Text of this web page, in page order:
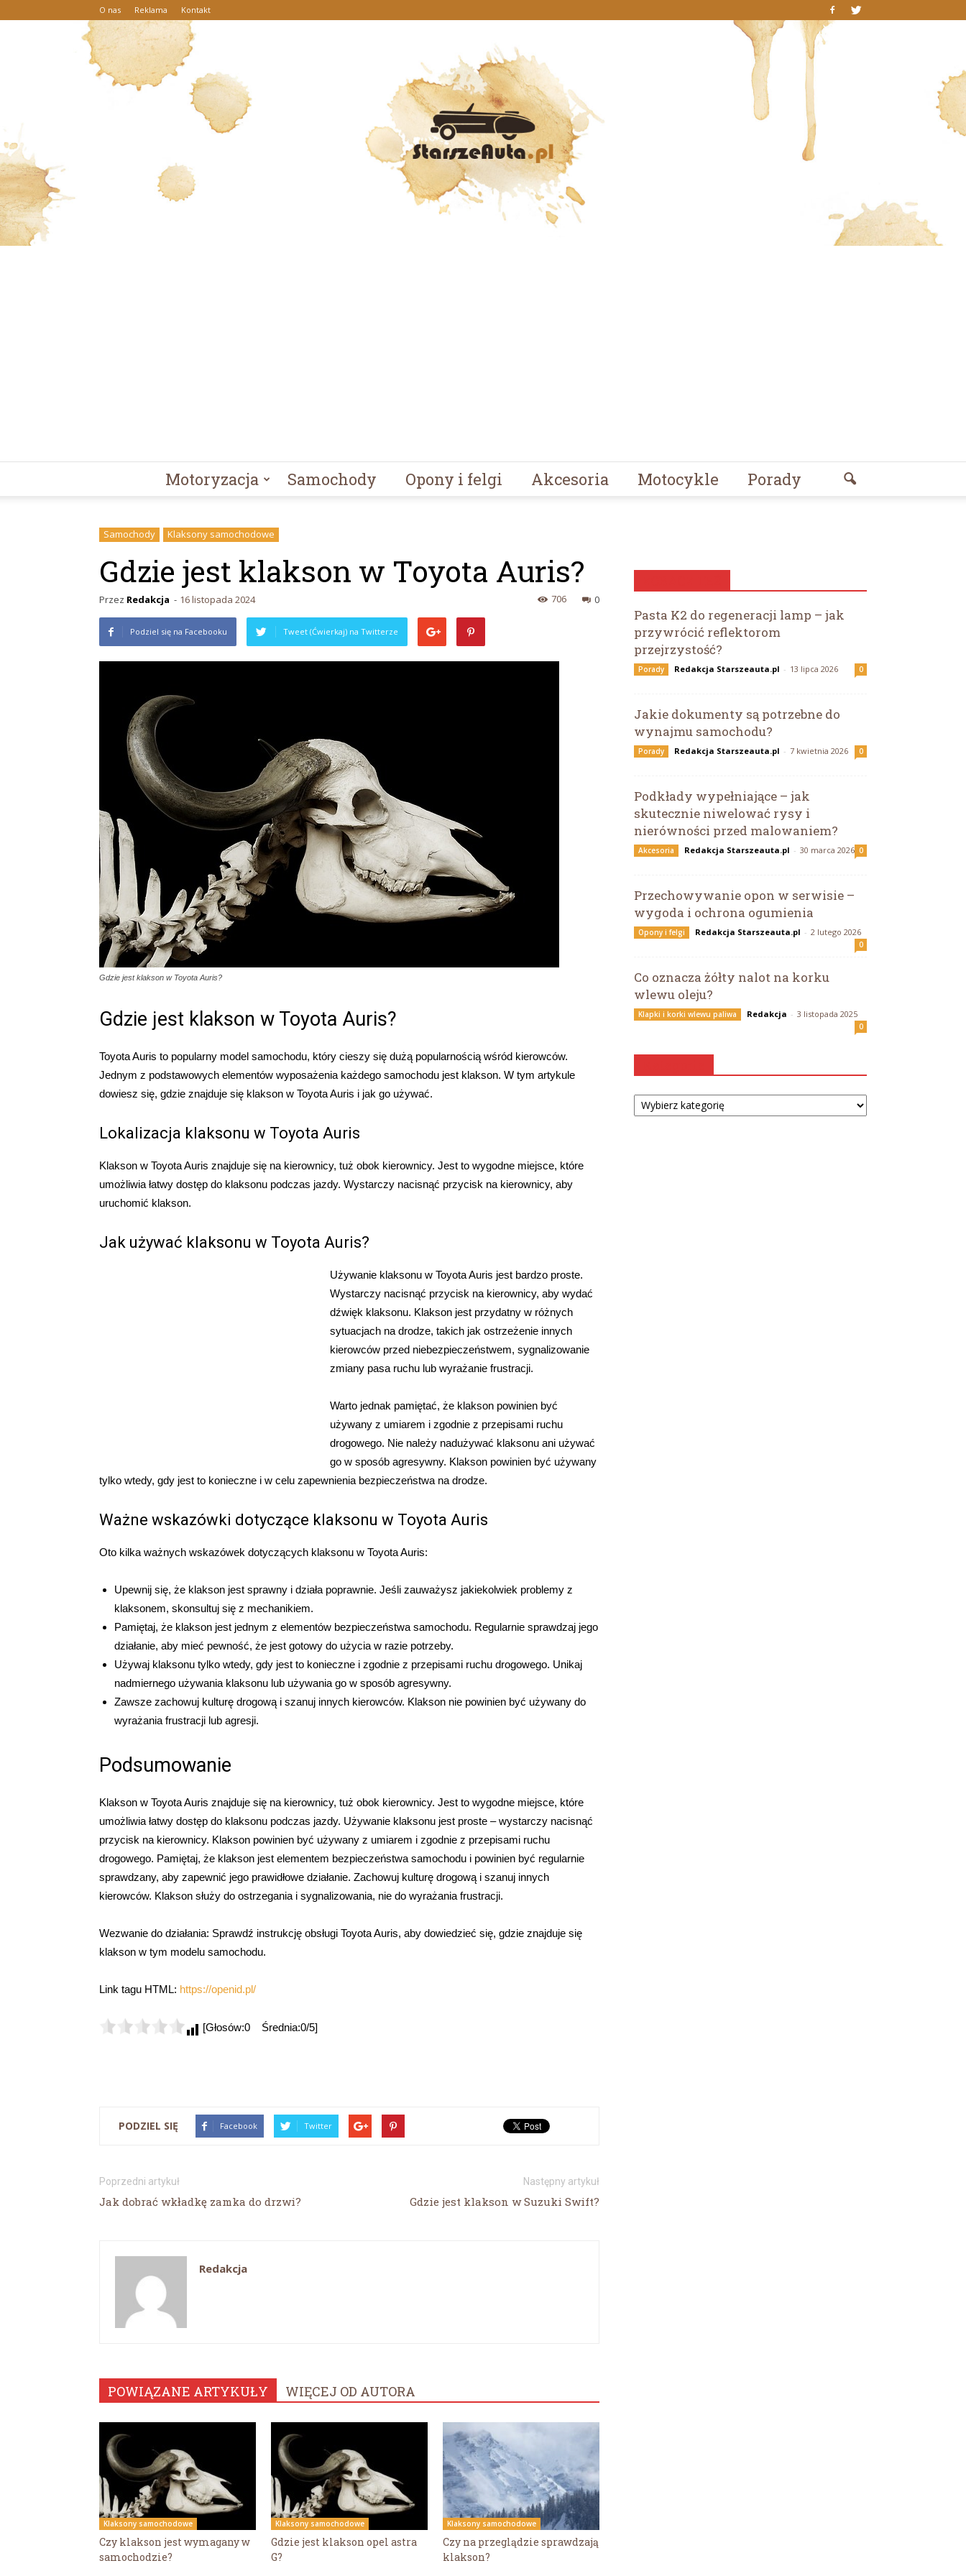
O nas Reklama Kontakt
Motoryzacja Samochody Opony i felgi Akcesoria Motocykle Porady
Samochody Klaksony samochodowe
Gdzie jest klakson w Toyota Auris?
Przez Redakcja - 16 listopada 2024 0
706
Podziel się na Facebooku Tweet (Ćwierkaj) na Twitterze
Gdzie jest klakson w Toyota Auris?
Gdzie jest klakson w Toyota Auris?
Toyota Auris to popularny model samochodu, który cieszy się dużą popularnością wśród kierowców.
Jednym z podstawowych elementów wyposażenia każdego samochodu jest klakson. W tym artykule
dowiesz się, gdzie znajduje się klakson w Toyota Auris i jak go używać.
Lokalizacja klaksonu w Toyota Auris
Klakson w Toyota Auris znajduje się na kierownicy, tuż obok kierownicy. Jest to wygodne miejsce, które
umożliwia łatwy dostęp do klaksonu podczas jazdy. Wystarczy nacisnąć przycisk na kierownicy, aby
uruchomić klakson.
Jak używać klaksonu w Toyota Auris?
Używanie klaksonu w Toyota Auris jest bardzo proste.
Wystarczy nacisnąć przycisk na kierownicy, aby wydać
dźwięk klaksonu. Klakson jest przydatny w różnych
sytuacjach na drodze, takich jak ostrzeżenie innych
kierowców przed niebezpieczeństwem, sygnalizowanie
zmiany pasa ruchu lub wyrażanie frustracji.
Warto jednak pamiętać, że klakson powinien być
używany z umiarem i zgodnie z przepisami ruchu
drogowego. Nie należy nadużywać klaksonu ani używać
go w sposób agresywny. Klakson powinien być używany
tylko wtedy, gdy jest to konieczne i w celu zapewnienia bezpieczeństwa na drodze.
Ważne wskazówki dotyczące klaksonu w Toyota Auris
Oto kilka ważnych wskazówek dotyczących klaksonu w Toyota Auris:
Upewnij się, że klakson jest sprawny i działa poprawnie. Jeśli zauważysz jakiekolwiek problemy z
klaksonem, skonsultuj się z mechanikiem.
Pamiętaj, że klakson jest jednym z elementów bezpieczeństwa samochodu. Regularnie sprawdzaj jego
działanie, aby mieć pewność, że jest gotowy do użycia w razie potrzeby.
Używaj klaksonu tylko wtedy, gdy jest to konieczne i zgodnie z przepisami ruchu drogowego. Unikaj
nadmiernego używania klaksonu lub używania go w sposób agresywny.
Zawsze zachowuj kulturę drogową i szanuj innych kierowców. Klakson nie powinien być używany do
wyrażania frustracji lub agresji.
Podsumowanie
Klakson w Toyota Auris znajduje się na kierownicy, tuż obok kierownicy. Jest to wygodne miejsce, które
umożliwia łatwy dostęp do klaksonu podczas jazdy. Używanie klaksonu jest proste – wystarczy nacisnąć
przycisk na kierownicy. Klakson powinien być używany z umiarem i zgodnie z przepisami ruchu
drogowego. Pamiętaj, że klakson jest elementem bezpieczeństwa samochodu i powinien być regularnie
sprawdzany, aby zapewnić jego prawidłowe działanie. Zachowuj kulturę drogową i szanuj innych
kierowców. Klakson służy do ostrzegania i sygnalizowania, nie do wyrażania frustracji.
Wezwanie do działania: Sprawdź instrukcję obsługi Toyota Auris, aby dowiedzieć się, gdzie znajduje się
klakson w tym modelu samochodu.
Link tagu HTML: https://openid.pl/
[Głosów:0 Średnia:0/5]
PODZIEL SIĘ Facebook Twitter
Poprzedni artykuł
Jak dobrać wkładkę zamka do drzwi?
Następny artykuł
Gdzie jest klakson w Suzuki Swift?
Redakcja
POWIĄZANE ARTYKUŁY WIĘCEJ OD AUTORA
Klaksony samochodowe
Czy klakson jest wymagany w
samochodzie?
Klaksony samochodowe
Gdzie jest klakson opel astra
G?
Klaksony samochodowe
Czy na przeglądzie sprawdzają
klakson?
Pasta K2 do regeneracji lamp – jak
przywrócić reflektorom
przejrzystość?
Porady Redakcja Starszeauta.pl - 13 lipca 2026 0
Jakie dokumenty są potrzebne do
wynajmu samochodu?
Porady Redakcja Starszeauta.pl - 7 kwietnia 2026 0
Podkłady wypełniające – jak
skutecznie niwelować rysy i
nierówności przed malowaniem?
Akcesoria Redakcja Starszeauta.pl - 30 marca 2026 0
Przechowywanie opon w serwisie –
wygoda i ochrona ogumienia
Opony i felgi Redakcja Starszeauta.pl - 2 lutego 2026
0
Co oznacza żółty nalot na korku
wlewu oleju?
Klapki i korki wlewu paliwa Redakcja - 3 listopada 2025
0
Kategorie